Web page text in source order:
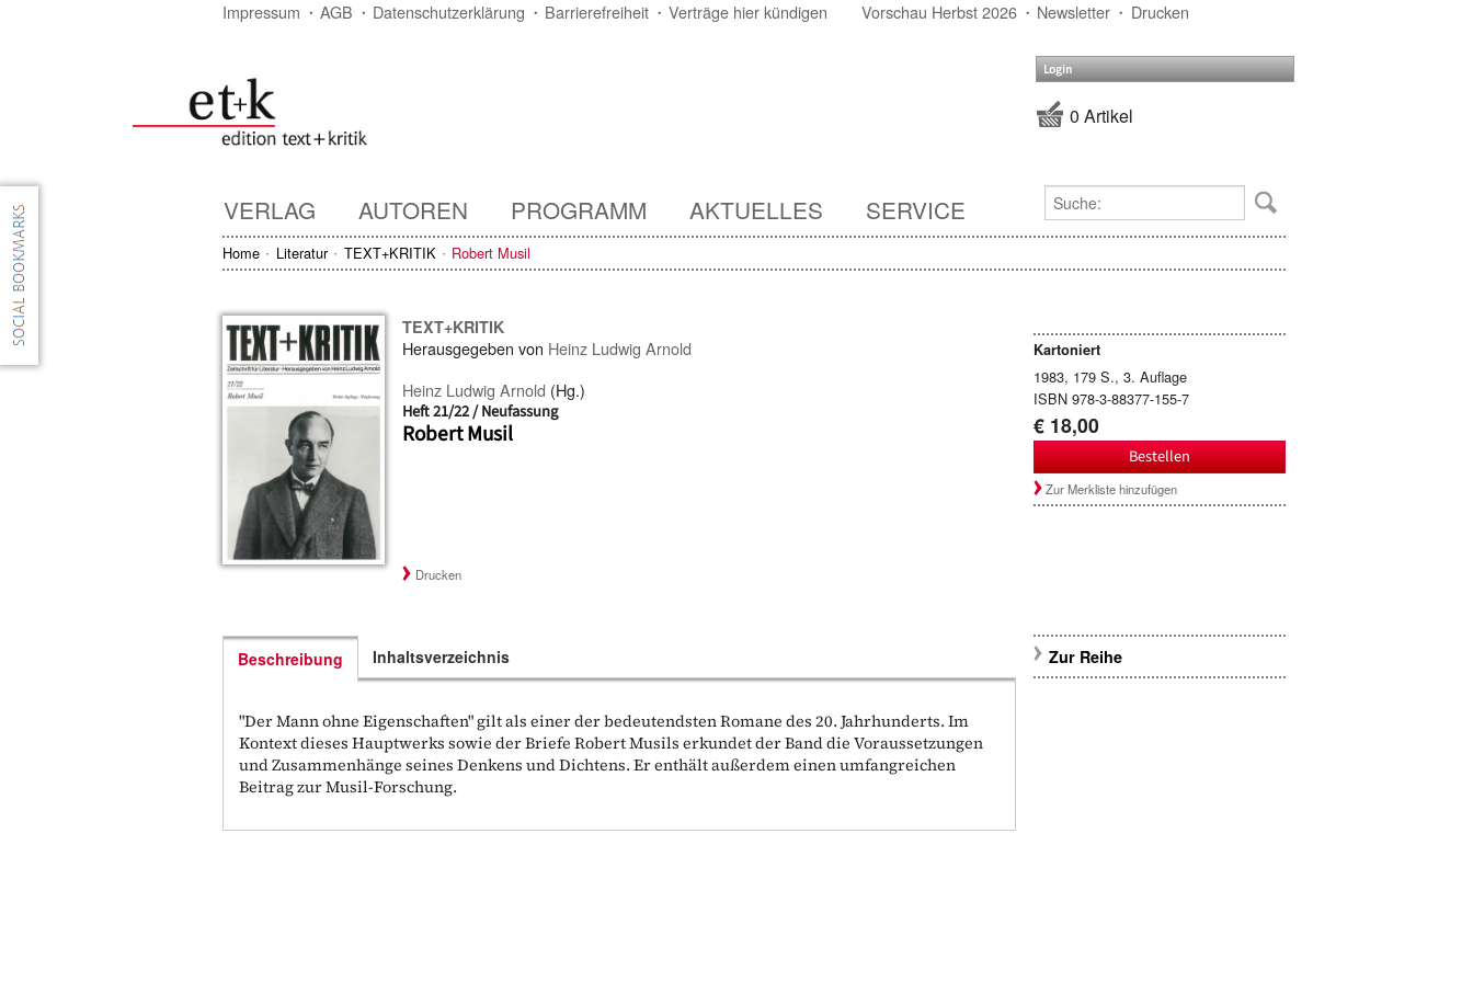
Impressum AGB Datenschutzerklärung Barrierefreiheit Verträge hier kündigen Vorschau Herbst 2026 Newsletter Drucken
Login
0 Artikel
VERLAG AUTOREN PROGRAMM AKTUELLES SERVICE
Home Literatur TEXT+KRITIK Robert Musil
TEXT+KRITIK
Herausgegeben von Heinz Ludwig Arnold
Heinz Ludwig Arnold (Hg.)
Heft 21/22 / Neufassung
Robert Musil
Kartoniert
1983, 179 S., 3. Auflage
ISBN 978-3-88377-155-7
€ 18,00
Bestellen
Zur Merkliste hinzufügen
Drucken
Beschreibung
"Der Mann ohne Eigenschaften" gilt als einer der bedeutendsten Romane des 20. Jahrhunderts. Im
Kontext dieses Hauptwerks sowie der Briefe Robert Musils erkundet der Band die Voraussetzungen
und Zusammenhänge seines Denkens und Dichtens. Er enthält außerdem einen umfangreichen
Beitrag zur Musil-Forschung.
Inhaltsverzeichnis Zur Reihe